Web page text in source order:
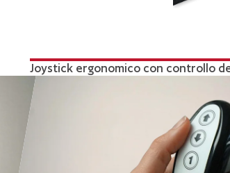
Joystick ergonomico con controllo